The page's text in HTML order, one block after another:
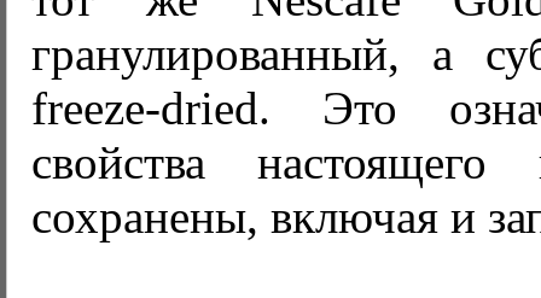
гранулированный, а
freeze-dried. Это
свойства настоящего
сохранены, включая и